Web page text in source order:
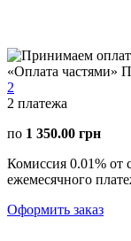
«Оплата частями»
2
2 платежа
по 1 350.00 грн
Комиссия 0.01% от
ежемесячного
Оформить заказ